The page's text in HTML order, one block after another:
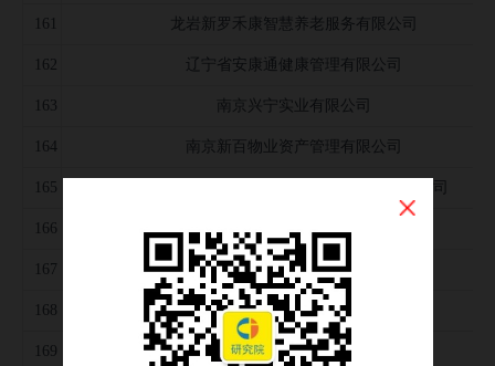
161 龙岩新罗禾康智慧养老服务有限公司
162 辽宁省安康通健康管理有限公司
163 南京兴宁实业有限公司
164 南京新百物业资产管理有限公司
165 启东市安康通健康养老产业发展有限责任公司
166 江阴市安康通健康管理有限公司
167 杭州佳康养老服务有限公司
168 徐州璟新健康医院管理有限公司
169 宿迁市泗阳仁康健康管理服务有限公司